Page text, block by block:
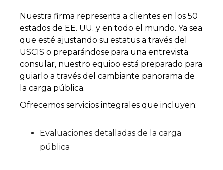
Nuestra firma representa a clientes en los 50
estados de EE. UU. y en todo el mundo. Ya sea
que esté ajustando su estatus a través del
USCIS o preparándose para una entrevista
consular, nuestro equipo está preparado para
guiarlo a través del cambiante panorama de
la carga pública.
Ofrecemos servicios integrales que incluyen:
Evaluaciones detalladas de la carga
pública